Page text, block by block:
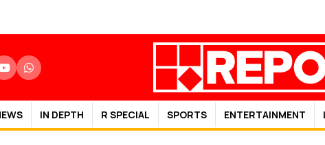
IN DEPTH R SPECIAL SPORTS ENTERTAINMENT